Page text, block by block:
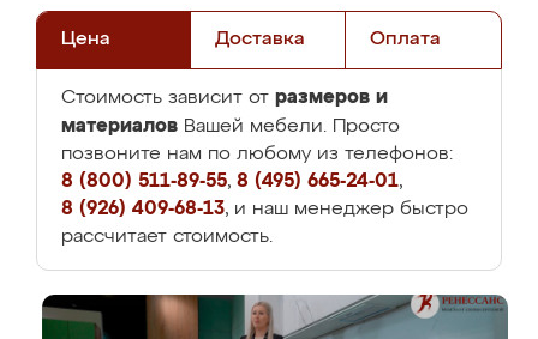
Цена Доставка Оплата
Стоимость зависит от размеров и
материалов Вашей мебели. Просто
позвоните нам по любому из телефонов:
8 (800) 511-89-55, 8 (495) 665-24-01,
8 (926) 409-68-13, и наш менеджер быстро
рассчитает стоимость.